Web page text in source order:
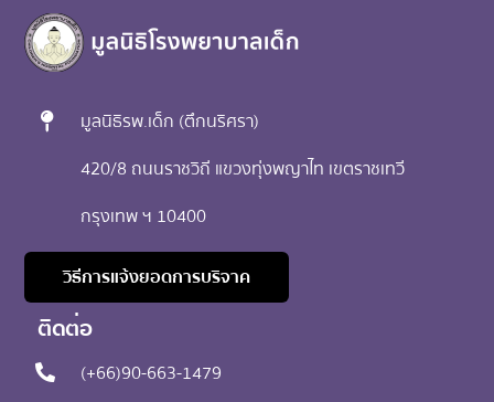
มูลนิธิรพ.เด็ก (ตึกนริศรา)
420/8 ถนนราชวิถี แขวงทุ่งพญาไท เขตราชเทวี
กรุงเทพ ฯ 10400
วิธีการแจ้งยอดการบริจาค
ติดต่อ​
(+66)90-663-1479